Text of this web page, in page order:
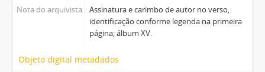
Nota do arquivista
Assinatura e carimbo de autor no verso,
identificação conforme legenda na primeira
página; álbum XV.
Objeto digital metadados